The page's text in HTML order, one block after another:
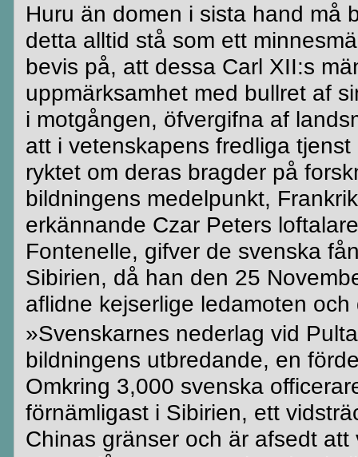
Huru än domen i sista hand må
detta alltid stå som ett
bevis på, att dessa Carl XII:s
uppmärksamhet med bullret af
i motgången, öfvergifnaaf
att i vetenskapens fredliga tjenst
ryktet om deras bragder på
bildningens medelpunkt,
erkännande CzarPeters loftalare
Fontenelle, gifverde svenska
Sibirien, då han den 25
aflidne kejserlige ledamoten och
»Svenskarnes nederlag vid
bildningens utbredande, en
Omkring 3,000 svenska
förnämligast i Sibirien, ett
Chinas gränser och är afsedtatt